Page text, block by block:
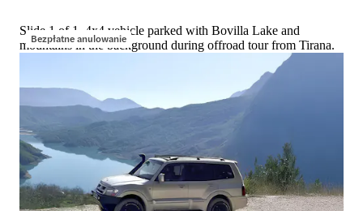
Bezpłatne anulowanie
Slide 1 of 1, 4x4 vehicle parked with Bovilla Lake and
mountains in the background during offroad tour from Tirana.